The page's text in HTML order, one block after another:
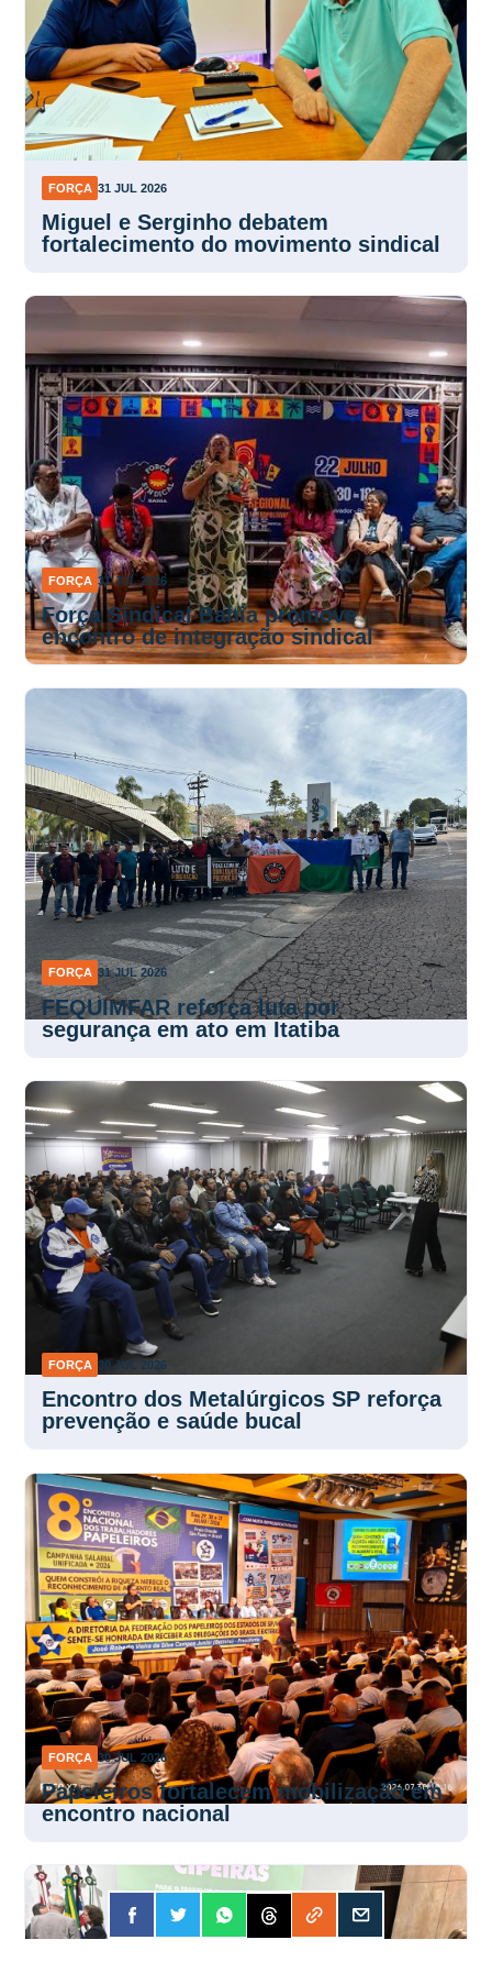
FORÇA 31 JUL 2026
Miguel e Serginho debatem
fortalecimento do movimento sindical
FORÇA 31 JUL 2026
Força Sindical Bahia promove
encontro de integração sindical
FORÇA 31 JUL 2026
FEQUIMFAR reforça luta por
segurança em ato em Itatiba
FORÇA 30 JUL 2026
Encontro dos Metalúrgicos SP reforça
prevenção e saúde bucal
FORÇA 30 JUL 2026
Papeleiros fortalecem mobilização em
encontro nacional